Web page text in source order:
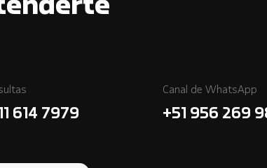
614 7979
Canal de WhatsApp
+51 956 269